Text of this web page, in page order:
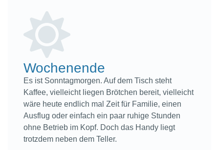
Wochenende
Es ist Sonntagmorgen. Auf dem Tisch steht
Kaffee, vielleicht liegen Brötchen bereit, vielleicht
wäre heute endlich mal Zeit für Familie, einen
Ausflug oder einfach ein paar ruhige Stunden
ohne Betrieb im Kopf. Doch das Handy liegt
trotzdem neben dem Teller.